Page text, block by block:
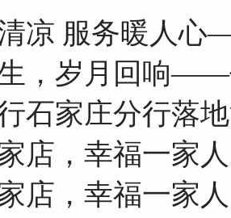
凉 服务暖人
，岁月回响——
石家庄分行落
店，幸福一家
店，幸福一家